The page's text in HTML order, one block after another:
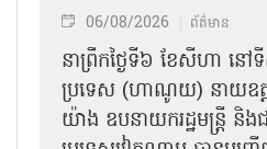
06/08/2026 ព័ត៌មាន
នា​ព្រឹកថ្ងៃទី៦ ខែសីហា នៅទី
ប្រទេស (ហាណូយ) នាយឧត្
យ៉ាង ឧបនាយករដ្ឋមន្ត្រី និងជ